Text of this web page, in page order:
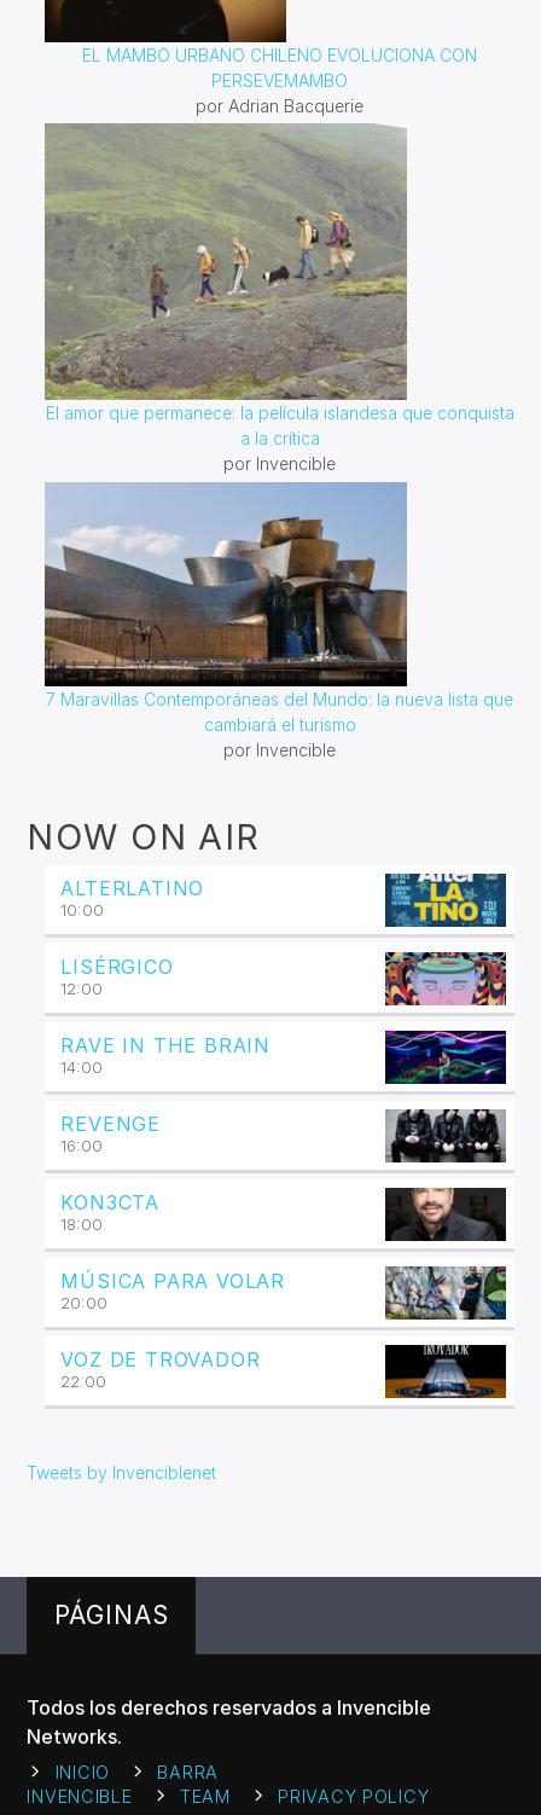
EL MAMBO URBANO CHILENO EVOLUCIONA CON
PERSEVEMAMBO
por Adrian Bacquerie
El amor que permanece: la película islandesa que conquista
a la crítica
por Invencible
7 Maravillas Contemporáneas del Mundo: la nueva lista que
cambiará el turismo
por Invencible
NOW ON AIR
ALTERLATINO
10:00
LISÉRGICO
12:00
RAVE IN THE BRAIN
14:00
REVENGE
16:00
KON3CTA
18:00
MÚSICA PARA VOLAR
20:00
VOZ DE TROVADOR
22:00
Tweets by Invenciblenet
PÁGINAS
Todos los derechos reservados a Invencible
Networks.
INICIO
BARRA
INVENCIBLE
TEAM PRIVACY POLICY